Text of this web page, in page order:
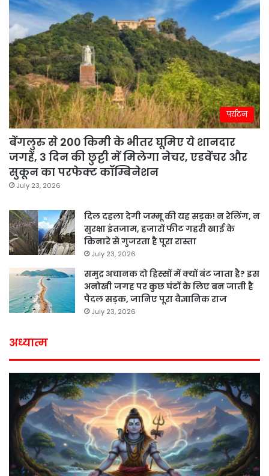
पर्यटन
बेंगलुरु से 200 किमी के भीतर घूमिए ये शानदार
जगहें, 3 दिन की छुट्टी में मिलेगा नेचर, एडवेंचर और
सुकून का परफेक्ट कॉम्बिनेशन
July 23, 2026
दिल दहला देगी जम्मू की यह सड़क! न रेलिंग, न
सुरक्षा इंतजाम, हजारों फीट गहरी खाई के
किनारे से गुजरता है पूरा रास्ता
July 23, 2026
समुद्र अचानक दो हिस्सों में क्यों बंट जाता है? इस
अनोखी जगह पर कुछ घंटों के लिए बन जाती है
पैदल सड़क, जानिए पूरा वैज्ञानिक राज
July 23, 2026
अध्यात्म